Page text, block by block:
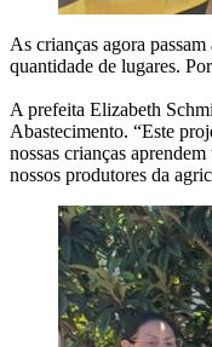
As crianças agora
quantidade de lugares.
A prefeita Elizabeth
Abastecimento. “Este
nossas crianças
nossos produtores da